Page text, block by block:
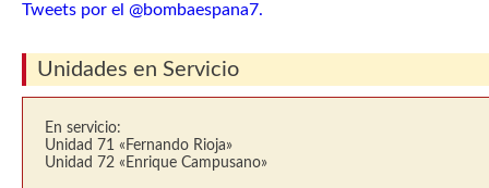
Tweets por el @bombaespana7.
Unidades en Servicio
En servicio:
Unidad 71 «Fernando Rioja»
Unidad 72 «Enrique Campusano»